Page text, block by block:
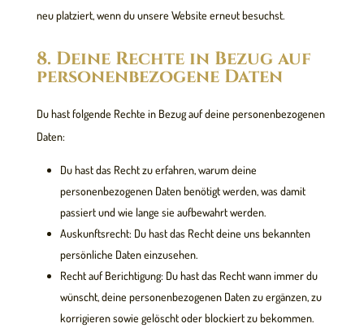
neu platziert, wenn du unsere Website erneut besuchst.
8. Deine Rechte in Bezug auf
personenbezogene Daten
Du hast folgende Rechte in Bezug auf deine personenbezogenen
Daten:
Du hast das Recht zu erfahren, warum deine
personenbezogenen Daten benötigt werden, was damit
passiert und wie lange sie aufbewahrt werden.
Auskunftsrecht: Du hast das Recht deine uns bekannten
persönliche Daten einzusehen.
Recht auf Berichtigung: Du hast das Recht wann immer du
wünscht, deine personenbezogenen Daten zu ergänzen, zu
korrigieren sowie gelöscht oder blockiert zu bekommen.